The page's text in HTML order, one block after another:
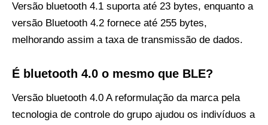
Versão bluetooth 4.1 suporta até 23 bytes, enquanto a
versão Bluetooth 4.2 fornece até 255 bytes,
melhorando assim a taxa de transmissão de dados.
É bluetooth 4.0 o mesmo que BLE?
Versão bluetooth 4.0 A reformulação da marca pela
tecnologia de controle do grupo ajudou os indivíduos a